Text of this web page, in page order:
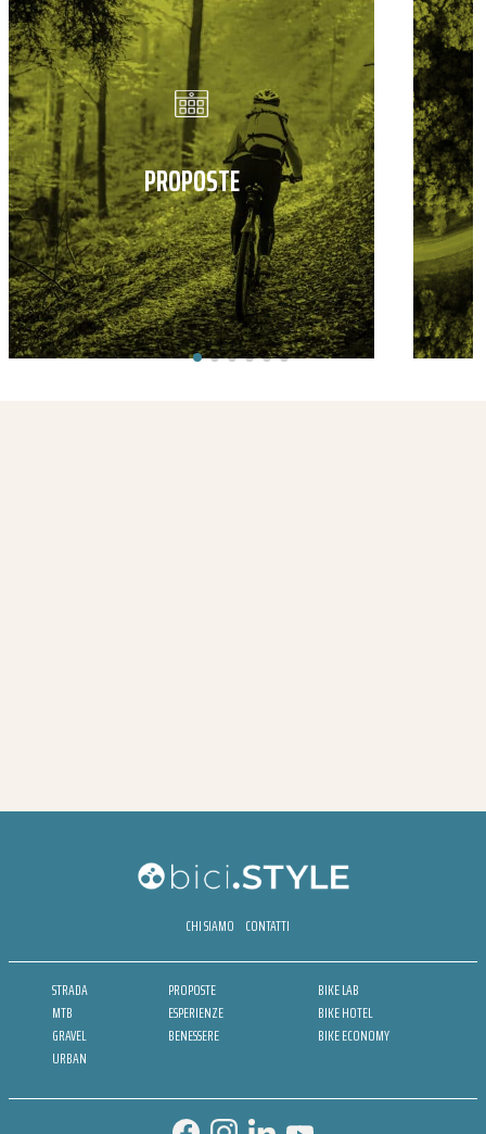
PROPOSTE
CHI SIAMO CONTATTI
STRADA
MTB
GRAVEL
URBAN
PROPOSTE
ESPERIENZE
BENESSERE
BIKE LAB
BIKE HOTEL
BIKE ECONOMY